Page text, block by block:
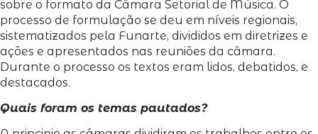
sobre o formato da Câmara Setorial de Música. O
processo de formulação se deu em níveis regionais,
sistematizados pela Funarte, divididos em diretrizes e
ações e apresentados nas reuniões da câmara.
Durante o processo os textos eram lidos, debatidos, e
destacados.
Quais foram os temas pautados?